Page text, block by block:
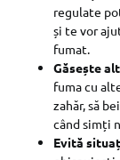
regulate
și te vor
fumat.
Găsește
fuma cu
zahăr, să
când simți
Evită